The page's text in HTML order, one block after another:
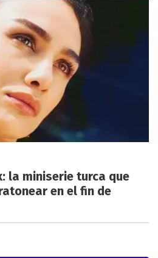
la miniserie turca que
en el fin de